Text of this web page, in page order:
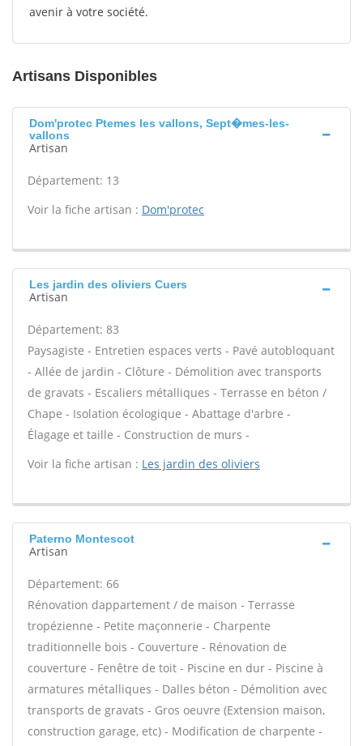
avenir à votre société.
Artisans Disponibles
Dom'protec Ptemes les vallons, Sept�mes-les-
vallons
Artisan
Département: 13
Voir la fiche artisan : Dom'protec
Les jardin des oliviers Cuers
Artisan
Département: 83
Paysagiste - Entretien espaces verts - Pavé autobloquant
- Allée de jardin - Clôture - Démolition avec transports
de gravats - Escaliers métalliques - Terrasse en béton /
Chape - Isolation écologique - Abattage d'arbre -
Élagage et taille - Construction de murs -
Voir la fiche artisan : Les jardin des oliviers
Paterno Montescot
Artisan
Département: 66
Rénovation dappartement / de maison - Terrasse
tropézienne - Petite maçonnerie - Charpente
traditionnelle bois - Couverture - Rénovation de
couverture - Fenêtre de toit - Piscine en dur - Piscine à
armatures métalliques - Dalles béton - Démolition avec
transports de gravats - Gros oeuvre (Extension maison,
construction garage, etc) - Modification de charpente -